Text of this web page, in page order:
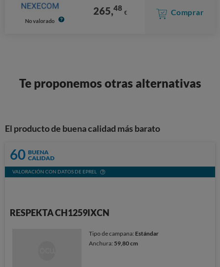
No valorado
265,48 € Comprar
Te proponemos otras alternativas
El producto de buena calidad más barato
60 BUENA
CALIDAD
VALORACIÓN CON DATOS DE EPREL
RESPEKTA CH1259IXCN
Tipo de campana: Estándar
Anchura: 59,80 cm